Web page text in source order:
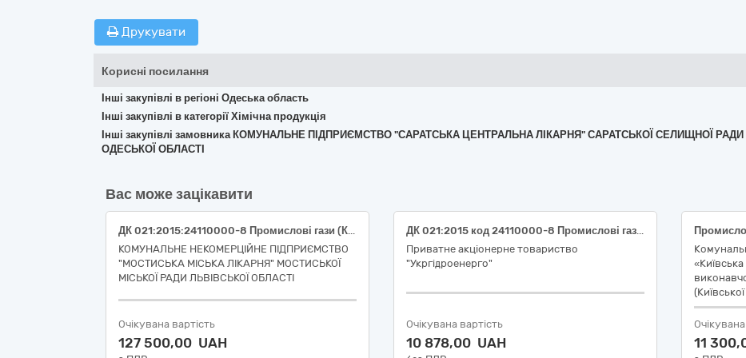
Друкувати
Корисні посилання
Інші закупівлі в регіоні Одеська область
Інші закупівлі в категорії Хімічна продукція
Інші закупівлі замовника КОМУНАЛЬНЕ ПІДПРИЄМСТВО "САРАТСЬКА ЦЕНТРАЛЬНА ЛІКАРНЯ" САРАТСЬКОЇ СЕЛИЩНОЇ
ОДЕСЬКОЇ ОБЛАСТІ
Вас може зацікавити
ДК 021:2015:24110000-8 Промислові гази (Кисень медичний газоподібний (Oxygen, V03A N01), об'ємна частка кисню не менше 99.5%, балон 40л., з обміном балону)
КОМУНАЛЬНЕ НЕКОМЕРЦІЙНЕ ПІДПРИЄМСТВО
"МОСТИСЬКА МІСЬКА ЛІКАРНЯ" МОСТИСЬКОЇ
МІСЬКОЇ РАДИ ЛЬВІВСЬКОЇ ОБЛАСТІ
Очікувана вартість
127 500,00 UAH
ДК 021:2015 код 24110000-8 Промислові гази (Поставка промислових газів для філії "Канівська ГЕС" ПрАТ "Укргідроенерго")
Приватне акціонерне товариство
"Укргідроенерго"
Очікувана вартість
10 878,00 UAH 11